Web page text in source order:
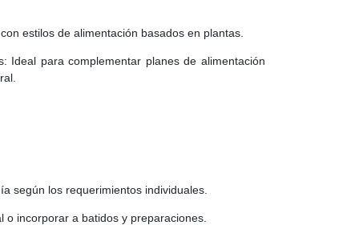
estilos de alimentación basados en plantas.
Ideal para complementar planes de alimentación
según los requerimientos individuales.
o incorporar a batidos y preparaciones.